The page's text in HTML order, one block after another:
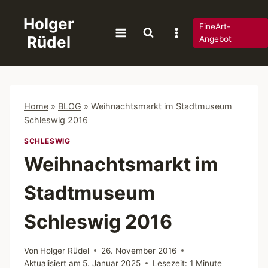
springen
Holger
Rüdel
FineArt-
Angebot
Home » BLOG » Weihnachtsmarkt im Stadtmuseum
Schleswig 2016
SCHLESWIG
Weihnachtsmarkt im
Stadtmuseum
Schleswig 2016
Von Holger Rüdel
26. November 2016
Aktualisiert am 5. Januar 2025 Lesezeit: 1 Minute